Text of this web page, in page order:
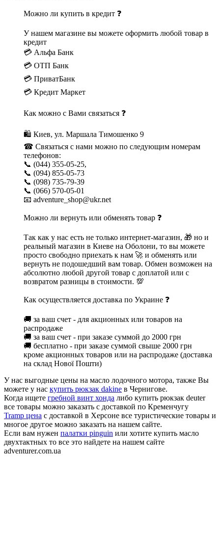
Можно ли купить в кредит ❓
У нашем магазине вы можете оформить любой товар в
кредит
💳 Альфа Банк
💳 ОТП Банк
💳 ПриватБанк
💳 Кредит Маркет
Как можно с Вами связаться ❓
🛍 Киев, ул. Маршала Тимошенко 9
☎ Связаться с нами можно по следующим номерам
телефонов:
📞 (044) 355-05-25,
📞 (094) 855-05-73
📞 (098) 735-79-39
📞 (066) 570-05-01
📧 adventure_shop@ukr.net
Можно ли вернуть или обменять товар ❓
Так как у нас есть не только интернет-магазин, 🎁 но и
реальный магазин в Киеве на Оболони, то вы можете
просто свободно приехать к нам 🚀 и обменять или
вернуть не подошедший вам товар. Обмен возможен на
абсолютно любой другой товар с доплатой или с
возвратом разницы в стоимости. 💯
Как осуществляется доставка по Украине ❓
🚚 за ваш счет - для акционных или товаров на
распродаже
🚚 за ваш счет - при заказе суммой до 2000 грн
🚚 бесплатно - при заказе суммой свыше 2000 грн
кроме акционных товаров или на распродаже (доставка
на склад Нової Пошти)
У нас выгодные цены на масло лодочного мотора, также Вы
можете у нас купить рюкзак dakine в Чернигове.
Когда ищете гребной винт хонда либо купить рюкзак deuter
все товары можно заказать с доставкой по Кременчугу
Tramp цена с доставкой в Херсоне все туристические товары и
многое другое можно заказать на нашем сайте.
Если вам нужен палатки pinguin или хотите купить масло
двухтактных то все это найдете на нашем сайте
adventurer.com.ua